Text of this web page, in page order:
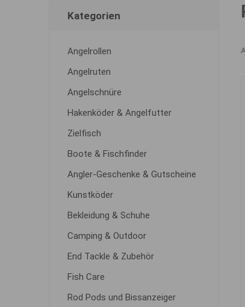
Kategorien
Angelrollen
Angelruten
Angelschnüre
Hakenköder & Angelfutter
Zielfisch
Boote & Fischfinder
Angler-Geschenke & Gutscheine
Kunstköder
Bekleidung & Schuhe
Camping & Outdoor
End Tackle & Zubehör
Fish Care
Rod Pods und Bissanzeiger